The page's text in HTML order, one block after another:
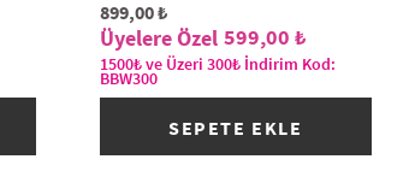
899,00 ₺
599,00 ₺
1500₺ ve Üzeri 300₺ İndirim Kod:
BBW300
SEPETE EKLE